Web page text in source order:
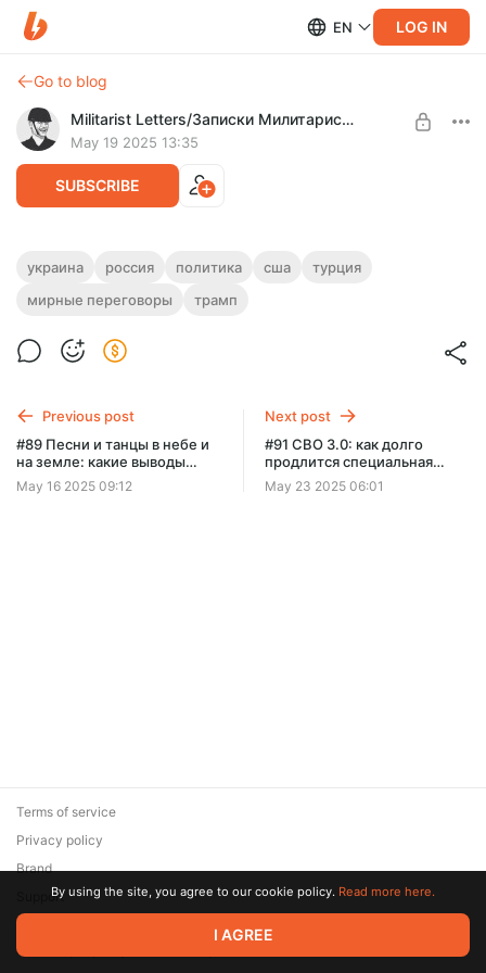
EN LOG IN
Go to blog
Militarist Letters/Записки Милитариста
May 19 2025 13:35
SUBSCRIBE
#90 «Неделя бурной дипломатии» или
выход из трехлетнего забега по
Экспертный
украина россия политика сша
турция
мирные переговоры
трамп
Previous post
#89 Песни и танцы в небе и
на земле: какие выводы
можно сделать из
недавнего индо-
May 16 2025 09:12
Next post
#91 СВО 3.0: как долго
продлится специальная
военная операция и
изменятся ли ее цели?
May 23 2025 06:01
© 2026 Zaya Solutions Limited. All rights reserved. All trademarks
are the property of their respective owners.
Terms of service
Privacy policy
Brand
SupportBy using the site, you agree to our cookie policy. Read more here.
I AGREE